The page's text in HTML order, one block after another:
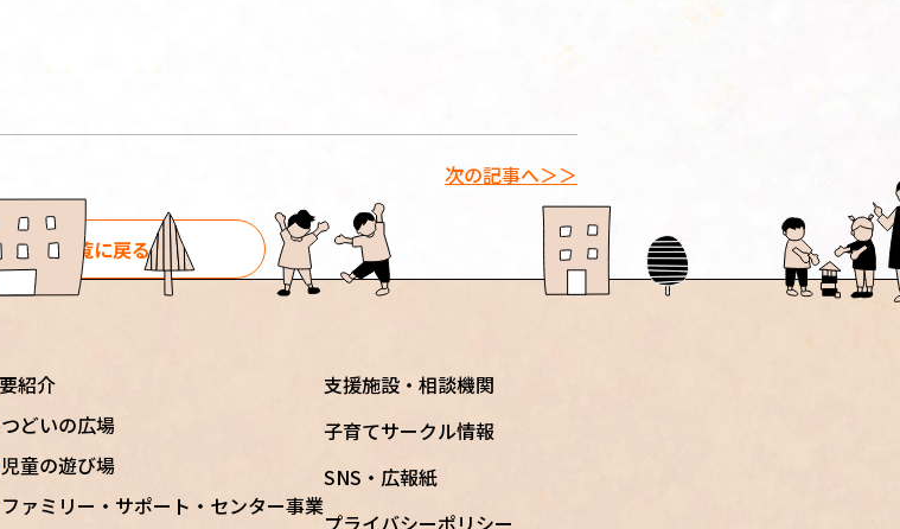
一覧に戻る
次の記事へ＞＞
紹介
つどいの広場
児童の遊び場
ファミリー・サポート・センター事業
支援施設・相談機関
子育てサークル情報
SNS・広報紙
プライバシーポリシー